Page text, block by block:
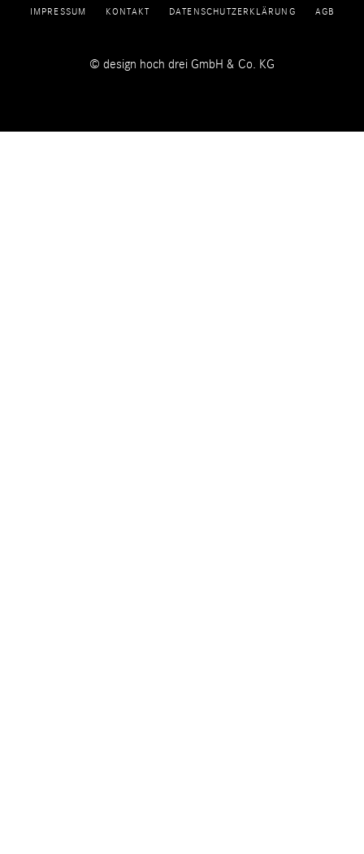
IMPRESSUM KONTAKT DATENSCHUTZERKLÄRUNG AGB
© design hoch drei GmbH & Co. KG